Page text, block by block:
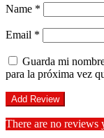
Name *
Email *
Guarda mi
para la próxima vez
There are no reviews